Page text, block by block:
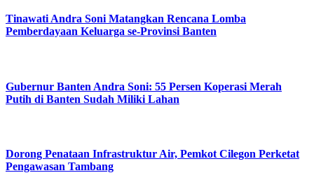
Tinawati Andra Soni Matangkan Rencana Lomba
Pemberdayaan Keluarga se-Provinsi Banten
Gubernur Banten Andra Soni: 55 Persen Koperasi Merah
Putih di Banten Sudah Miliki Lahan
Dorong Penataan Infrastruktur Air, Pemkot Cilegon Perketat
Pengawasan Tambang